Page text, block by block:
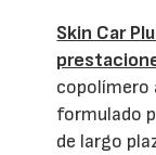
Skin Car
copolímero
formulado
de largo